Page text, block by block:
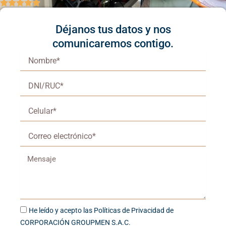
e t t t
a
p
p
Somos Groupmen una empresa Peruana
de infraestructuras, equipos e instalaciones de
Industrias, Retail, Colegios, Hospitales y
y equipos según la necesidad de nuestros
clientes.
Déjanos tus datos y nos
comunicaremos contigo.
Nombre*
DNI/RUC*
Celular*
Correo
electrónico*
Mensaje
He
leído
He leído y acepto las Políticas de Privacidad de
CORPORACIÓN GROUPMEN S.A.C.